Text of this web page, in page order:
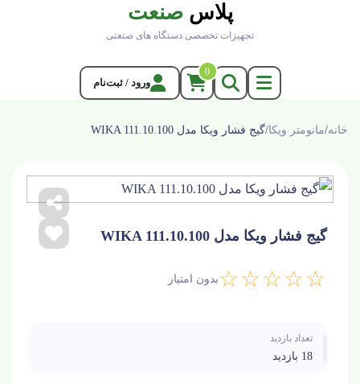
پلاس صنعت
تجهیزات تخصصی دستگاه های صنعتی
0
ورود / ثبت‌نام
خانه/مانومتر ویکا/گیج فشار ویکا مدل WIKA 111.10.100
گیج فشار ویکا مدل WIKA 111.10.100
☆☆☆☆☆ بدون امتیاز
تعداد بازدید
18 بازدید